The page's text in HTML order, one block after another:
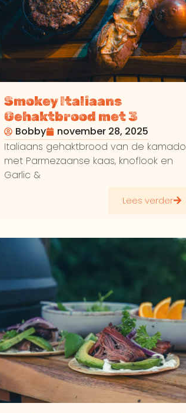
Smokey Italiaans
Gehaktbrood met 3
Kazenbrood op de Kamado
Bobby
november 28, 2025
Italiaans gehaktbrood van de kamado
met Parmezaanse kaas, knoflook en
Garlic &
Lees verder